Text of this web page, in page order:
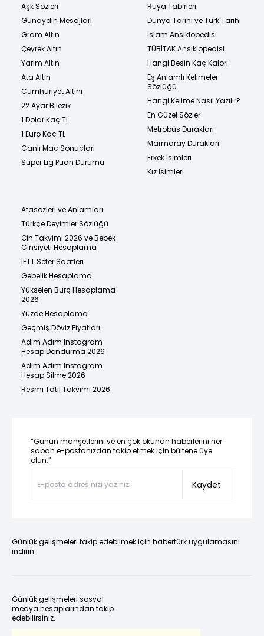
Aşk Sözleri
Günaydın Mesajları
Gram Altın
Çeyrek Altın
Yarım Altın
Ata Altın
Cumhuriyet Altını
22 Ayar Bilezik
1 Dolar Kaç TL
1 Euro Kaç TL
Canlı Maç Sonuçları
Süper Lig Puan Durumu
Rüya Tabirleri
Dünya Tarihi ve Türk Tarihi
İslam Ansiklopedisi
TÜBİTAK Ansiklopedisi
Hangi Besin Kaç Kalori
Eş Anlamlı Kelimeler
Sözlüğü
Hangi Kelime Nasıl Yazılır?
En Güzel Sözler
Metrobüs Durakları
Marmaray Durakları
Erkek İsimleri
Kız İsimleri
Atasözleri ve Anlamları
Türkçe Deyimler Sözlüğü
Çin Takvimi 2026 ve Bebek
Cinsiyeti Hesaplama
İETT Sefer Saatleri
Gebelik Hesaplama
Yükselen Burç Hesaplama
2026
Yüzde Hesaplama
Geçmiş Döviz Fiyatları
Adım Adım Instagram
Hesap Dondurma 2026
Adım Adım Instagram
Hesap Silme 2026
Resmi Tatil Takvimi 2026
“Günün manşetlerini ve en çok okunan haberlerini her
sabah e-postanızdan takip etmek için bültene üye
olun.”
Kaydet
Günlük gelişmeleri takip edebilmek için habertürk uygulamasını
indirin
Günlük gelişmeleri sosyal
medya hesaplarından takip
edebilirsiniz.